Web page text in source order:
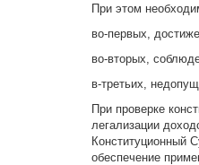
При этом
во-первых,
во-вторых,
в-третьих,
При проверке
легализации
Конституционный
обеспечение